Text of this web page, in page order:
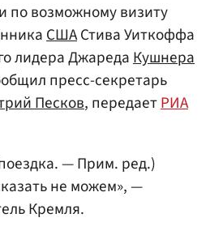
по возможному визиту
СШАСтива Уиткоффа
лидера ДжаредаКушнера
пресс-секретарь
Песков, передаетРИА
— Прим. ред.)
не можем», —
Кремля.